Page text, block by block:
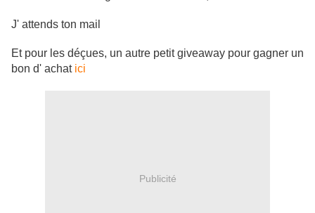
J' attends ton mail
Et pour les déçues, un autre petit giveaway pour gagner un
bon d' achat ici
Publicité